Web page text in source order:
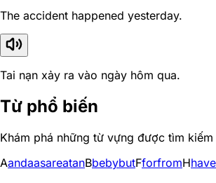
The accident happened yesterday.
Tai nạn xảy ra vào ngày hôm qua.
Từ phổ biến
Khám phá những từ vựng được tìm
AandaasareatanBbebybutFforfromHhave